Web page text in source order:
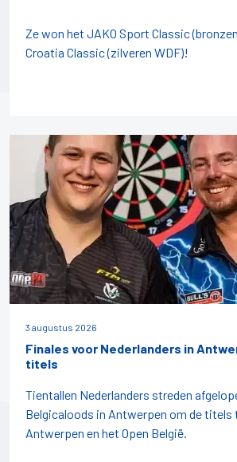
Ze won het JAKO Sport Classic
Croatia Classic (zilveren WDF)!
3 augustus 2026
Finales voor Nederlanders in
titels
Tientallen Nederlanders streden
Belgicaloods in Antwerpen om de titels
Antwerpen en het Open België.